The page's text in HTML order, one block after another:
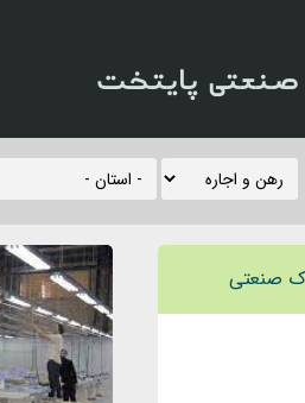
صنعتی پایتخت
صنعتی